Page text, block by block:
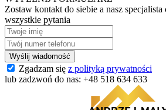
Zostaw kontakt do siebie a nasz
wszystkie pytania
Zgadzam się z polityką prywatności
lub zadzwoń do nas: +48 518 634 633